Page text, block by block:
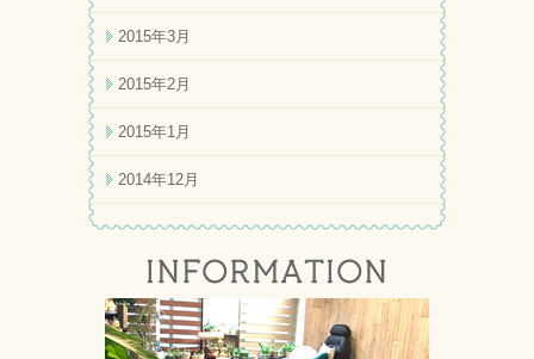
2015年3月
2015年2月
2015年1月
2014年12月